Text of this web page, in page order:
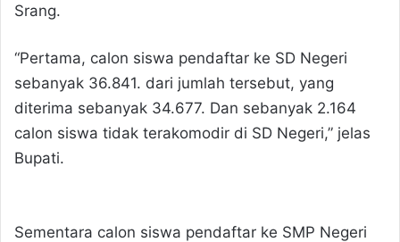
Srang.
“Pertama, calon siswa pendaftar ke SD Negeri
sebanyak 36.841. dari jumlah tersebut, yang
diterima sebanyak 34.677. Dan sebanyak 2.164
calon siswa tidak terakomodir di SD Negeri,” jelas
Bupati.
Sementara calon siswa pendaftar ke SMP Negeri